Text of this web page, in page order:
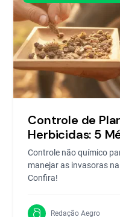
Controle de
Herbicidas: 5
Controle não químico
manejar as invasoras
Confira!
Redação Aegro